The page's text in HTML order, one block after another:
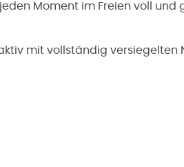
Moment im Freien voll und
mit vollständig versiegelten